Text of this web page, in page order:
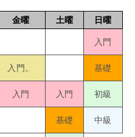
金曜 土曜 日曜
入門
入門。
基礎
入門 入門
初級
基礎
中級